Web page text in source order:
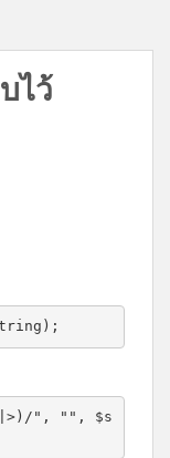
ไว้
", "", $s